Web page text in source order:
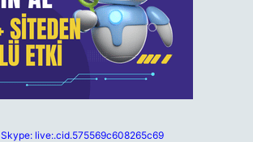
Skype: live:.cid.575569c608265c69